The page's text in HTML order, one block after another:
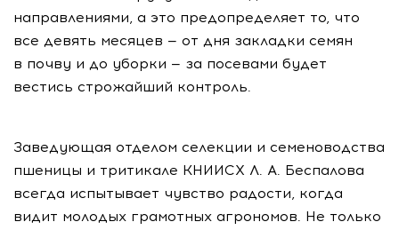
направлениями, а это предопределяет то, что
все девять месяцев — от дня закладки семян
в почву и до уборки — за посевами будет
вестись строжайший контроль.
Заведующая отделом селекции и семеноводства
пшеницы и тритикале КНИИСХ Л. А. Беспалова
всегда испытывает чувство радости, когда
видит молодых грамотных агрономов. Не только